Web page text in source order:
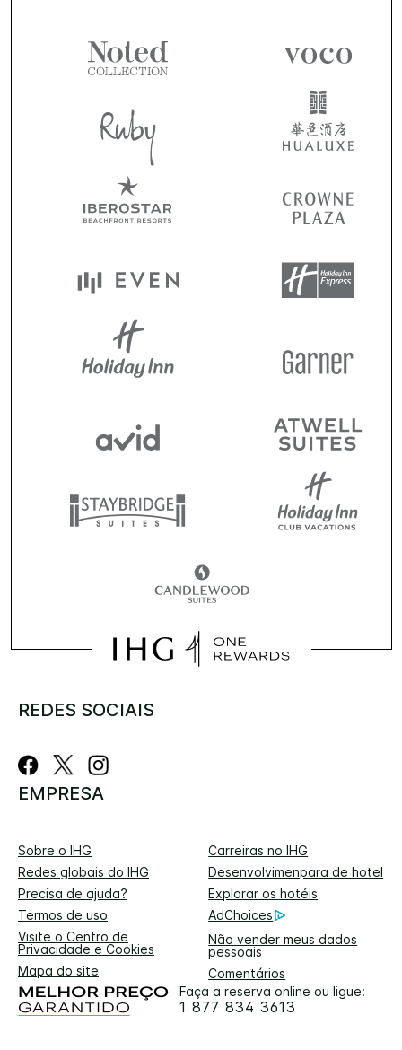
REDES SOCIAIS
EMPRESA
Sobre o IHG
Carreiras no IHG
Redes globais do IHG
Desenvolvimenpara de hotel
Precisa de ajuda?
Explorar os hotéis
Termos de uso
AdChoices
Visite o Centro de
Privacidade e Cookies
Não vender meus dados
pessoais
Mapa do site
Comentários
Faça a reserva online ou ligue:
1 877 834 3613